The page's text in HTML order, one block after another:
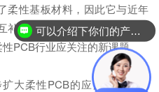
柔性基板材料，因此它与近年
。因此，如何在加成工艺中
PCB行业应关注的新课题。
大柔性PCB的应用范围。例
可以介绍下你们的产品么？